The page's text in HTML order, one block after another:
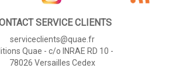
SERVICE CLIENTS
serviceclients@quae.fr
Quae - c/o INRAE RD 10 -
78026 Versailles Cedex